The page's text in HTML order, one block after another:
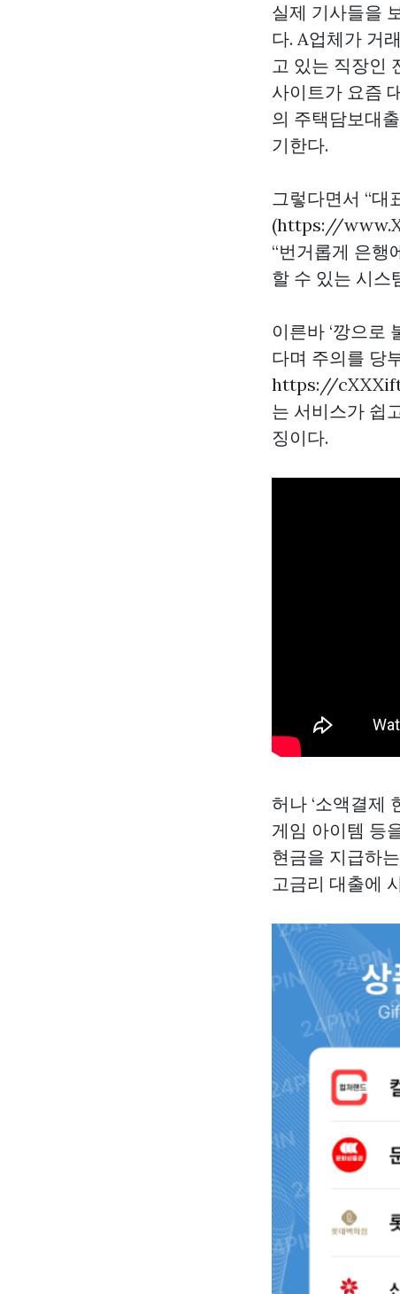
실제 기사들을
다. A업체가 거
고 있는 직장인
사이트가 요즘
의 주택담보대
기한다.
그렇다면서 “대
(https://
“번거롭게 은행
할 수 있는 시스
이른바 ‘깡으로
다며 주의를 당
https://
는 서비스가 쉽
징이다.
허나 ‘소액결제
게임 아이템 등
현금을 지급하
고금리 대출에